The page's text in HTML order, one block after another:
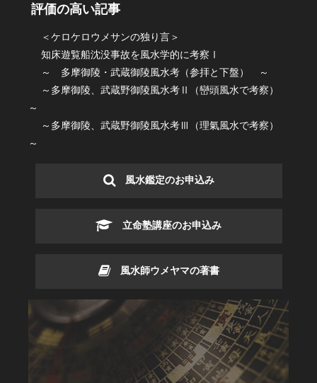
評価の高い記事
＜ケロケロウメサンの独り言＞
知床遊覧船沈没事故を風水学的に考察Ⅰ
～ 多摩御陵・武蔵御陵風水考（参拝と下盤） ～
～多摩御陵、武蔵野御陵風水考Ⅱ（巒頭風水で考察）
～
～多摩御陵、武蔵野御陵風水考Ⅲ（理氣風水で考察）
～
風水鑑定のお申込み
立命塾講座のお申込み
風水師ウメヤマの著書